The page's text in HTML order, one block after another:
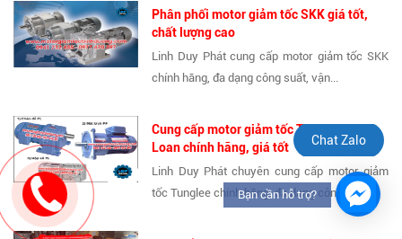
Phân phối motor giảm tốc SKK giá tốt,
chất lượng cao
Linh Duy Phát cung cấp motor giảm tốc SKK
chính hãng, đa dạng công suất, vận...
Cung cấp motor giảm tốc Tunglee Đài
Loan chính hãng, giá tốt
Linh Duy Phát chuyên cung cấp motor giảm
tốc Tunglee chính hãng, đa dạng công...
Chat Zalo
Bạn cần hỗ trợ?